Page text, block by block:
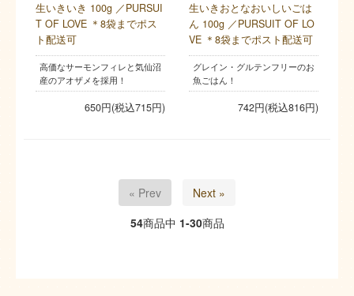
生いきいき 100g ／PURSUI
T OF LOVE ＊8袋までポス
ト配送可
高価なサーモンフィレと気仙沼
産のアオザメを採用！
650円(税込715円)
生いきおとなおいしいごは
ん 100g ／PURSUIT OF LO
VE ＊8袋までポスト配送可
グレイン・グルテンフリーのお
魚ごはん！
742円(税込816円)
« Prev
Next »
54商品中 1-30商品